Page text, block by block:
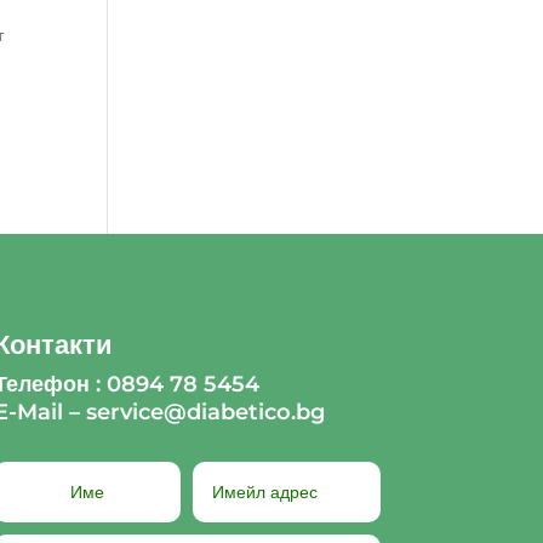
: 0894 78 5454
Mail – service@diabetico.bg